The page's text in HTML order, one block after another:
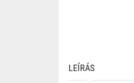
LEÍRÁS